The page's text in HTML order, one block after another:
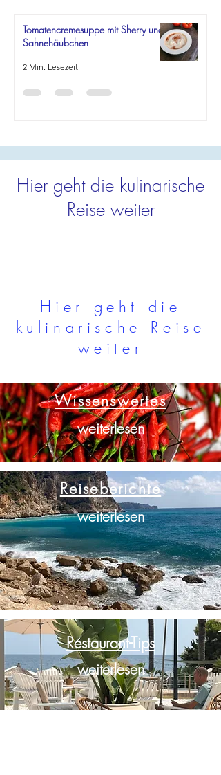
Tomatencremesuppe mit Sherry und
Sahnehäubchen
2 Min. Lesezeit
Hier geht die kulinarische
Reise weiter
Hier geht die
kulinarische Reise
weiter
Wissenswertes
weiterlesen
Reiseberichte
weiterlesen
Restaurant-Tips
weiterlesen